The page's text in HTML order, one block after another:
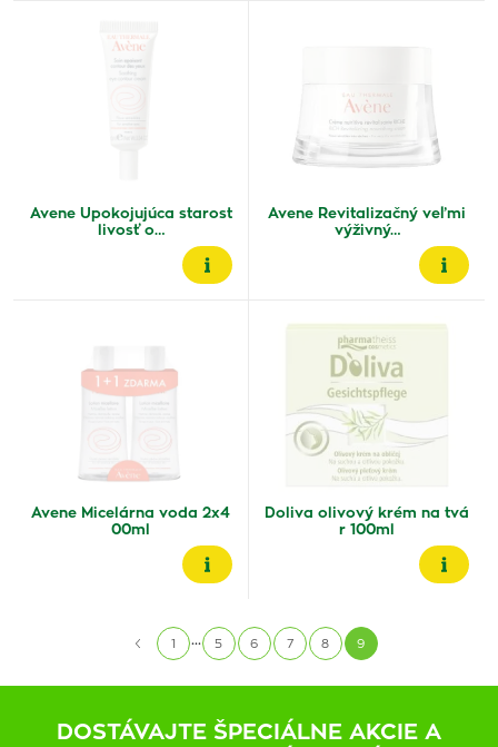
Avene Upokojujúca starost
livosť o…
Avene Revitalizačný veľmi
výživný…
Avene Micelárna voda 2x4
00ml
Doliva olivový krém na tvá
r 100ml
1 ... 5 6 7 8 9
DOSTÁVAJTE ŠPECIÁLNE AKCIE A